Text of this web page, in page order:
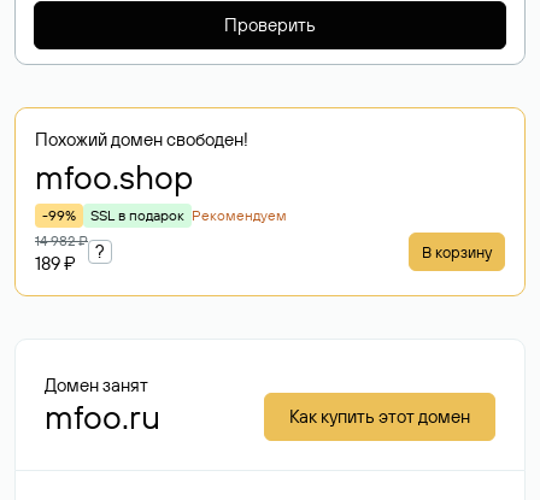
Проверить
Похожий домен свободен!
mfoo.shop
-99% SSL в подарок Рекомендуем
14 982 ₽
189 ₽
? В корзину
Домен занят
mfoo.ru Как купить этот домен